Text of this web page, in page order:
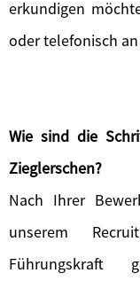
erkundigen
oder telefonisch
Wie sind die
Zieglerschen?
Nach Ihrer
unserem